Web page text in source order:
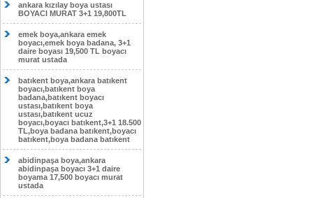
ankara kızılay boya ustası
BOYACI MURAT 3+1 19,800TL
emek boya,ankara emek
boyacı,emek boya badana, 3+1
daire boyası 19,500 TL boyacı
murat ustada
batıkent boya,ankara batıkent
boyacı,batıkent boya
badana,batıkent boyacı
ustası,batıkent boya
ustası,batıkent ucuz
boyacı,boyacı batıkent,3+1 18.500
TL,boya badana batıkent,boyacı
batıkent,boya badana batıkent
abidinpaşa boya,ankara
abidinpaşa boyacı 3+1 daire
boyama 17,500 boyacı murat
ustada